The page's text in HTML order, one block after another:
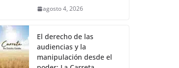
agosto 4, 2026
El derecho de las
audiencias y la
manipulación desde el